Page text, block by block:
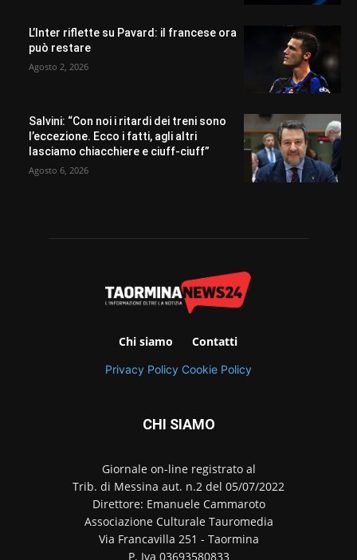
L’Inter riflette su Pavard: il francese ora
può restare
Agosto 2, 2026
Salvini: “Con noi i ritardi dei treni sono
l’eccezione. Ecco i fatti, agli altri
lasciamo chiacchiere e ciuff-ciuff”
Agosto 6, 2026
Chi siamo Contatti
Privacy Policy Cookie Policy
CHI SIAMO
Giornale on-line registrato al
Trib. di Messina aut. n.2 del 05/07/2022
Direttore: Emanuele Cammaroto
Associazione Culturale Tauromedia
Via Francavilla 251 - Taormina
P. Iva 03693580833